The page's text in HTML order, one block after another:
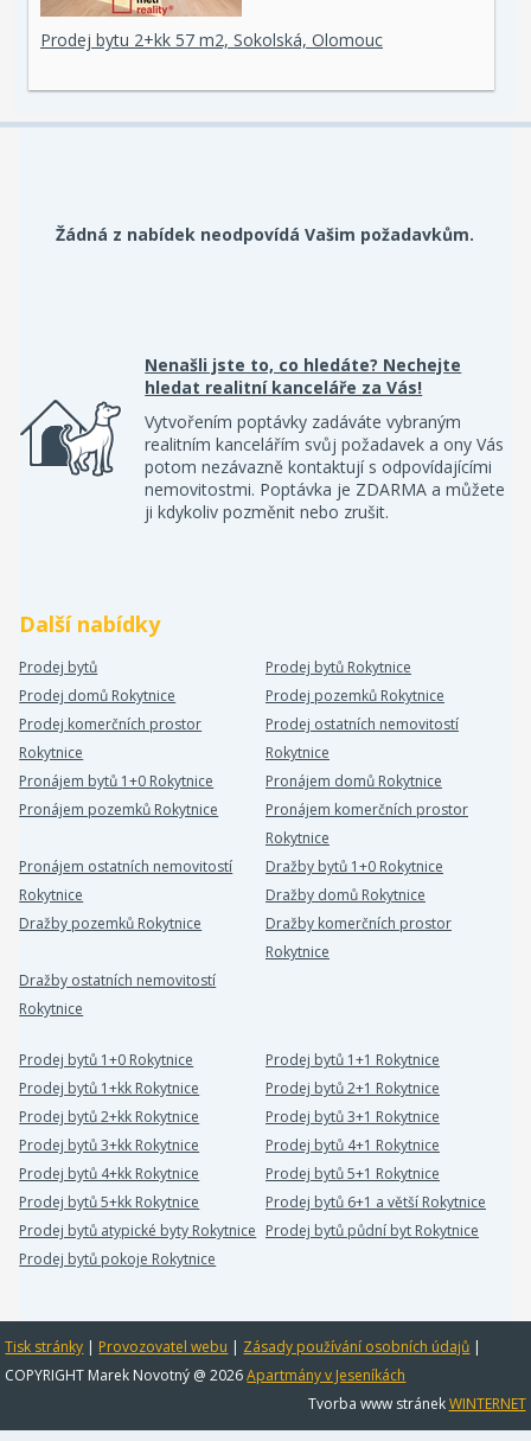
Prodej bytu 2+kk 57 m2, Sokolská, Olomouc
Žádná z nabídek neodpovídá Vašim požadavkům.
Nenašli jste to, co hledáte? Nechejte
hledat realitní kanceláře za Vás!
Vytvořením poptávky zadáváte vybraným
realitním kancelářím svůj požadavek a ony Vás
potom nezávazně kontaktují s odpovídajícími
nemovitostmi. Poptávka je ZDARMA a můžete
ji kdykoliv pozměnit nebo zrušit.
Další nabídky
Prodej bytů
Prodej bytů Rokytnice
Prodej domů Rokytnice
Prodej pozemků Rokytnice
Prodej komerčních prostor
Rokytnice
Prodej ostatních nemovitostí
Rokytnice
Pronájem bytů 1+0 Rokytnice
Pronájem domů Rokytnice
Pronájem pozemků Rokytnice
Pronájem komerčních prostor
Rokytnice
Pronájem ostatních nemovitostí
Rokytnice
Dražby bytů 1+0 Rokytnice
Dražby domů Rokytnice
Dražby pozemků Rokytnice
Dražby komerčních prostor
Rokytnice
Dražby ostatních nemovitostí
Rokytnice
Prodej bytů 1+0 Rokytnice
Prodej bytů 1+1 Rokytnice
Prodej bytů 1+kk Rokytnice
Prodej bytů 2+1 Rokytnice
Prodej bytů 2+kk Rokytnice
Prodej bytů 3+1 Rokytnice
Prodej bytů 3+kk Rokytnice
Prodej bytů 4+1 Rokytnice
Prodej bytů 4+kk Rokytnice
Prodej bytů 5+1 Rokytnice
Prodej bytů 5+kk Rokytnice
Prodej bytů 6+1 a větší Rokytnice
Prodej bytů atypické byty Rokytnice Prodej bytů půdní byt Rokytnice
Prodej bytů pokoje Rokytnice
Tisk stránky | Provozovatel webu | Zásady používání osobních údajů |
COPYRIGHT Marek Novotný @ 2026Apartmány v Jeseníkách
Tvorba www stránekWINTERNET